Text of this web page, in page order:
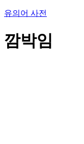
유의어 사전
깜박임